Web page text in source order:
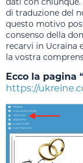
di traduzione del
questo motivo
consenso della
recarvi in Ucraina
la vostra
Ecco la pagina
https://